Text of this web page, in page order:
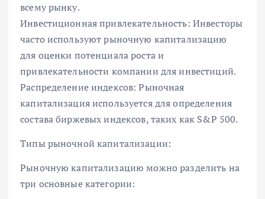
всему рынку.
Инвестиционная привлекательность: Инвесторы
часто используют рыночную капитализацию
для оценки потенциала роста и
привлекательности компании для инвестиций.
Распределение индексов: Рыночная
капитализация используется для определения
состава биржевых индексов, таких как S&P 500.
Типы рыночной капитализации:
Рыночную капитализацию можно разделить на
три основные категории: